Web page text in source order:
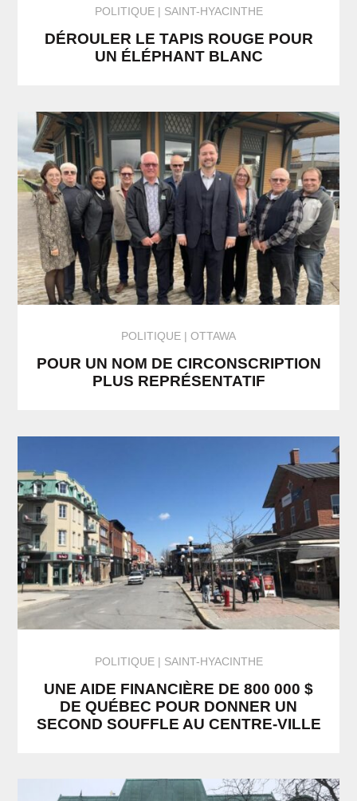
POLITIQUE SAINT-HYACINTHE
DÉROULER LE TAPIS ROUGE POUR
UN ÉLÉPHANT BLANC
POLITIQUE OTTAWA
POUR UN NOM DE CIRCONSCRIPTION
PLUS REPRÉSENTATIF
POLITIQUE SAINT-HYACINTHE
UNE AIDE FINANCIÈRE DE 800 000 $
DE QUÉBEC POUR DONNER UN
SECOND SOUFFLE AU CENTRE-VILLE